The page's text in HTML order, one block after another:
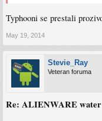
Typhooni se prestali
May 19, 2014
Stevie_Ray
Veteran foruma
Re: ALIENWARE water